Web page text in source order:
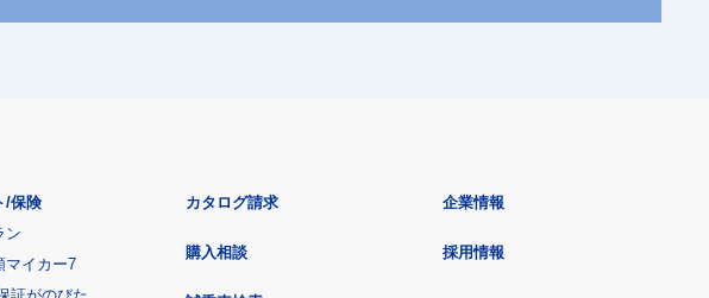
/保険
ン
マイカー7
カタログ請求
購入相談
企業情報
採用情報